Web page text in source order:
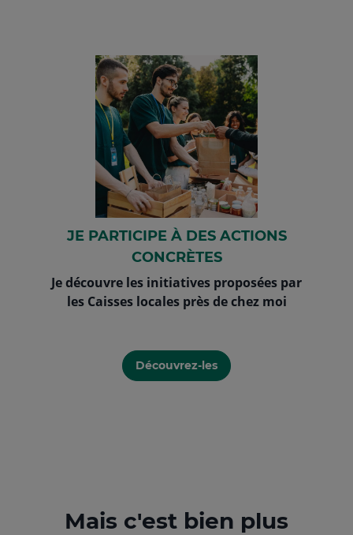
JE PARTICIPE À DES ACTIONS
CONCRÈTES
Je découvre les initiatives proposées par
les Caisses locales près de chez moi
Découvrez-les
Mais c'est bien plus